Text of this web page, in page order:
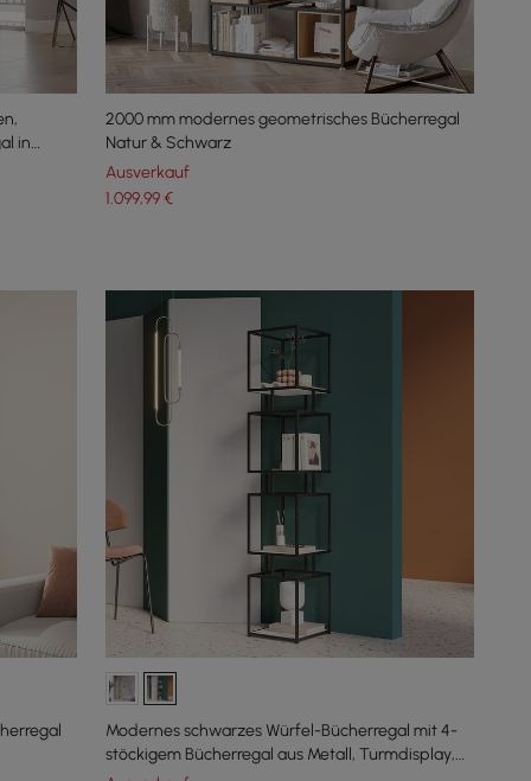
in
2000 mm modernes geometrisches Bücherregal
Natur & Schwarz
Ausverkauf
1.099,99€
Modernes schwarzes Würfel-Bücherregal mit 4-
stöckigem Bücherregal aus Metall, Turmdisplay,